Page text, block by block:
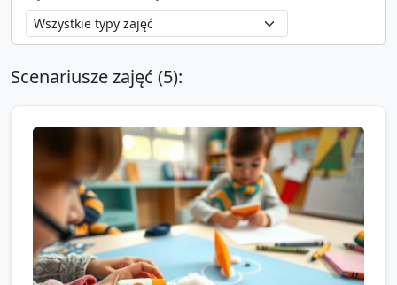
Scenariusze zajęć (5):